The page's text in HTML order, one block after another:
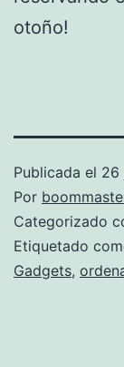
otoño!
Publicada el 26
Por
Categorizado
Etiquetado
Gadgets,